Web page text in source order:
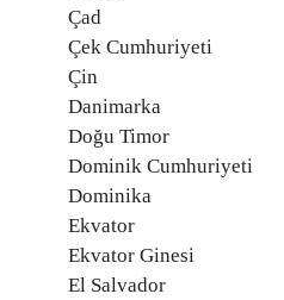
Çad
Çek Cumhuriyeti
Çin
Danimarka
Doğu Timor
Dominik Cumhuriyeti
Dominika
Ekvator
Ekvator Ginesi
El Salvador